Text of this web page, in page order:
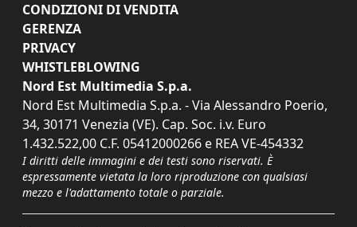
CONDIZIONI DI VENDITA
GERENZA
PRIVACY
WHISTLEBLOWING
Nord Est Multimedia S.p.a.
Nord Est Multimedia S.p.a. - Via Alessandro Poerio,
34, 30171 Venezia (VE). Cap. Soc. i.v. Euro
1.432.522,00 C.F. 05412000266 e REA VE-454332
I diritti delle immagini e dei testi sono riservati. È
espressamente vietata la loro riproduzione con qualsiasi
mezzo e l'adattamento totale o parziale.